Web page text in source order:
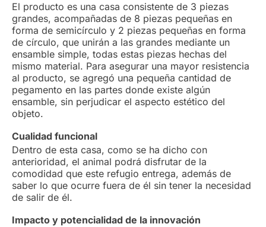
El producto es una casa consistente de 3 piezas
grandes, acompañadas de 8 piezas pequeñas en
forma de semicírculo y 2 piezas pequeñas en forma
de círculo, que unirán a las grandes mediante un
ensamble simple, todas estas piezas hechas del
mismo material. Para asegurar una mayor resistencia
al producto, se agregó una pequeña cantidad de
pegamento en las partes donde existe algún
ensamble, sin perjudicar el aspecto estético del
objeto.
Cualidad funcional
Dentro de esta casa, como se ha dicho con
anterioridad, el animal podrá disfrutar de la
comodidad que este refugio entrega, además de
saber lo que ocurre fuera de él sin tener la necesidad
de salir de él.
Impacto y potencialidad de la innovación